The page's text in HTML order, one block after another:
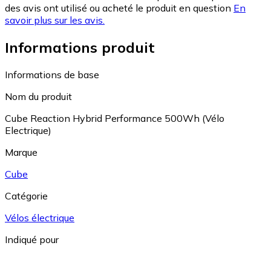
des avis ont utilisé ou acheté le produit en question En
savoir plus sur les avis.
Informations produit
Informations de base
Nom du produit
Cube Reaction Hybrid Performance 500Wh (Vélo
Electrique)
Marque
Cube
Catégorie
Vélos électrique
Indiqué pour